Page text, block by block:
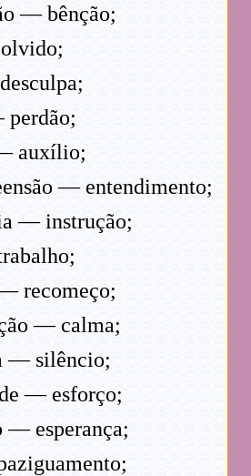
— bênção;
auxílio;
— entendimento;
— instrução;
recomeço;
— calma;
— silêncio;
— esforço;
— esperança;